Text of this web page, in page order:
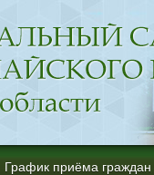
График приёма граждан